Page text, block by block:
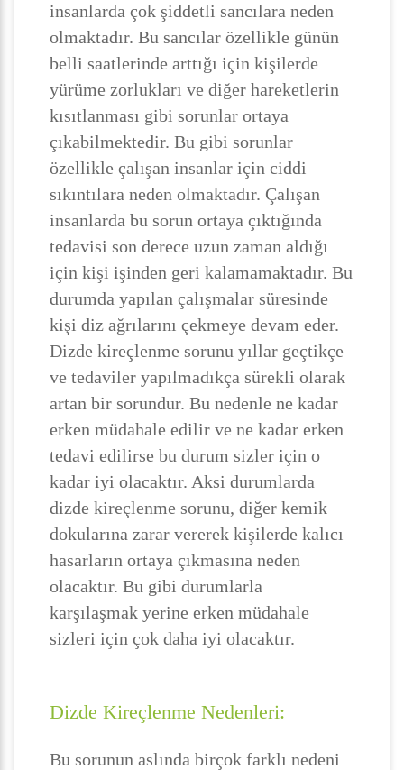
insanlarda çok şiddetli sancılara neden
olmaktadır. Bu sancılar özellikle günün
belli saatlerinde arttığı için kişilerde
yürüme zorlukları ve diğer hareketlerin
kısıtlanması gibi sorunlar ortaya
çıkabilmektedir. Bu gibi sorunlar
özellikle çalışan insanlar için ciddi
sıkıntılara neden olmaktadır. Çalışan
insanlarda bu sorun ortaya çıktığında
tedavisi son derece uzun zaman aldığı
için kişi işinden geri kalamamaktadır. Bu
durumda yapılan çalışmalar süresinde
kişi diz ağrılarını çekmeye devam eder.
Dizde kireçlenme sorunu yıllar geçtikçe
ve tedaviler yapılmadıkça sürekli olarak
artan bir sorundur. Bu nedenle ne kadar
erken müdahale edilir ve ne kadar erken
tedavi edilirse bu durum sizler için o
kadar iyi olacaktır. Aksi durumlarda
dizde kireçlenme sorunu, diğer kemik
dokularına zarar vererek kişilerde kalıcı
hasarların ortaya çıkmasına neden
olacaktır. Bu gibi durumlarla
karşılaşmak yerine erken müdahale
sizleri için çok daha iyi olacaktır.
Dizde Kireçlenme Nedenleri:
Bu sorunun aslında birçok farklı nedeni